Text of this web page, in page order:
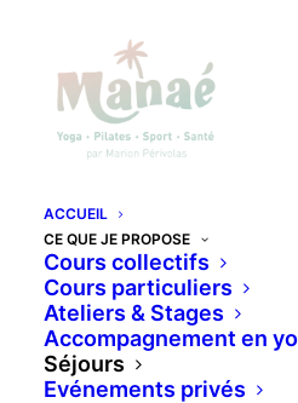
ACCUEIL
CE QUE JE PROPOSE
Cours collectifs
Cours particuliers
Ateliers & Stages
Accompagnement en
Séjours
Evénements privés
SÉJOURS